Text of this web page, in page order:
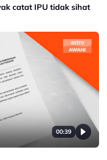
catat IPU tidak sihat
00:39